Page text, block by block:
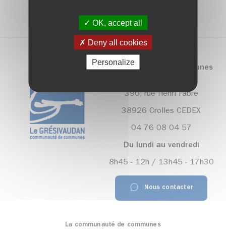
OK, accept all
Deny all cookies
Personalize
Communauté de communes
390, rue Henri Fabre
38926 Crolles CEDEX
04 76 08 04 57
Du lundi au vendredi
8h45 - 12h / 13h45 - 17h30
Nous contacter
La communauté de communes